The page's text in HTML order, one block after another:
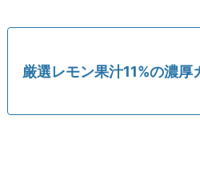
厳選レモン果汁11%の濃